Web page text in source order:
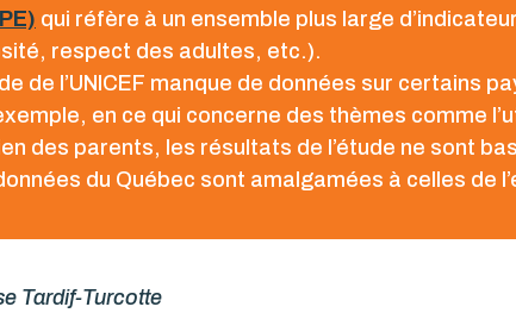
qui réfère à un ensemble plus large
respect des adultes, etc.).
de l’UNICEF manque de données sur certains
en ce qui concerne des thèmes comme
des parents, les résultats de l’étude ne sont
du Québec sont amalgamées à celles de
Tardif-Turcotte